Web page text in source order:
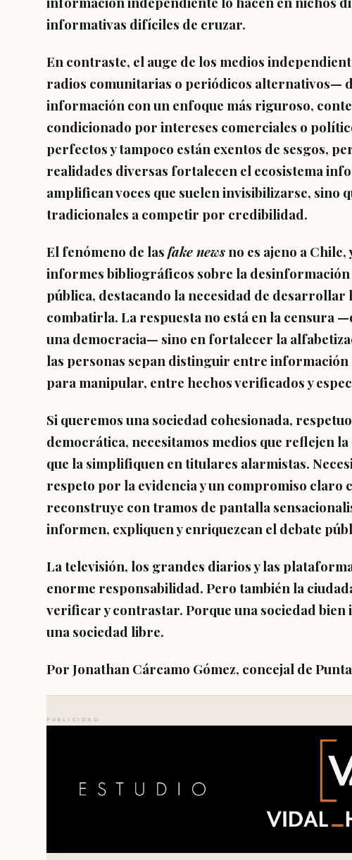
informativas difíciles de cruzar.
En contraste, el auge de los medios
radios comunitarias o periódicos alternativos—
información con un enfoque más riguroso,
condicionado por intereses comerciales o
perfectos y tampoco están exentos de sesgos,
realidades diversas fortalecen el ecosistema
amplifican voces que suelen invisibilizarse, sino
tradicionales a competir por credibilidad.
El fenómeno de las fake news no es ajeno a
informes bibliográficos sobre la desinformación
pública, destacando la necesidad de
combatirla. La respuesta no está en la censura
una democracia— sino en fortalecer la
las personas sepan distinguir entre
para manipular, entre hechos verificados y
Si queremos una sociedad cohesionada,
democrática, necesitamos medios que reflejen
que la simplifiquen en titulares alarmistas.
respeto por la evidencia y un compromiso claro
reconstruye con tramos de pantalla
informen, expliquen y enriquezcan el debate
La televisión, los grandes diarios y las
enorme responsabilidad. Pero también la
verificar y contrastar. Porque una sociedad bien
una sociedad libre.
Por Jonathan Cárcamo Gómez, concejal de
PUBLICIDAD